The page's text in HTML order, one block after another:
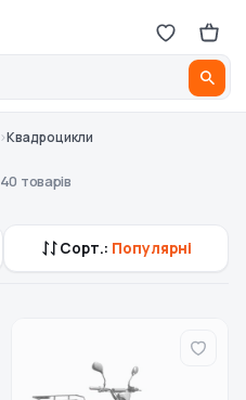
›Квадроцикли
40 товарів
Сорт.: Популярні